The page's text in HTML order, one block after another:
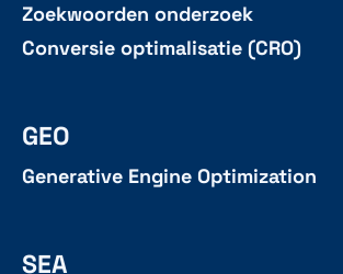
Zoekwoorden onderzoek
Conversie optimalisatie (CRO)
GEO
Generative Engine Optimization
SEA